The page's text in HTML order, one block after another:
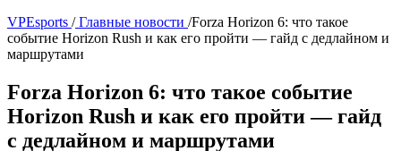
VPEsports / Главные новости /Forza Horizon 6: что такое
событие Horizon Rush и как его пройти — гайд с дедлайном и
маршрутами
Forza Horizon 6: что такое событие
Horizon Rush и как его пройти — гайд
с дедлайном и маршрутами